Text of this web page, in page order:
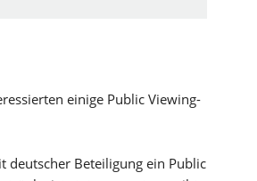
einige Public Viewing-
deutscher Beteiligung ein Public